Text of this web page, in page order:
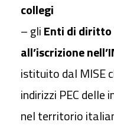
collegi
– gliEnti di
all’iscrizione
istituito dal MISE
indirizzi PEC delle
nel territorio